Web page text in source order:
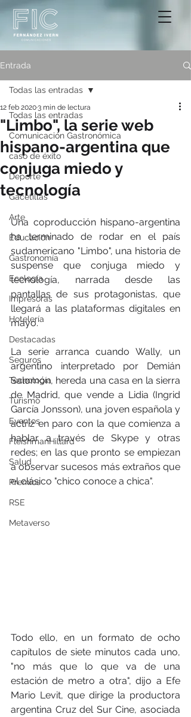
Entrada
Todas las entradas
Comunicación Gastronómica
caso de éxito
Deporte
Gacetillas
Arte
Educación
Gastronomía
Ecología
Impresoras
Hotelería
Destacadas
Seguros
Tecnología
Turismo
Eventos
FleishmanHillard
Salud
Premios
RSE
Metaverso
Todas las entradas
"Limbo", la serie web
hispano-argentina que
conjuga miedo y
tecnología
12 feb 20203 min de lectura
Una coproducción hispano-argentina
ha terminado de rodar en el país
sudamericano "Limbo", una historia de
suspense que conjuga miedo y
tecnología, narrada desde las
pantallas de sus protagonistas, que
llegará a las plataformas digitales en
mayo.
La serie arranca cuando Wally, un
argentino interpretado por Demián
Salomón, hereda una casa en la sierra
de Madrid, que vende a Lidia (Ingrid
García Jonsson), una joven española y
actriz en paro con la que comienza a
hablar a través de Skype y otras
redes; en las que pronto se empiezan
a observar sucesos más extraños que
el clásico "chico conoce a chica".
Todo ello, en un formato de ocho
capítulos de siete minutos cada uno,
"no más que lo que va de una
estación de metro a otra", dijo a Efe
Mario Levit, que dirige la productora
argentina Cruz del Sur Cine, asociada